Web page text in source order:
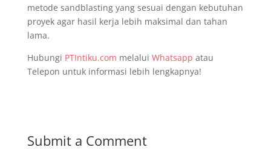
metode sandblasting yang sesuai dengan kebutuhan
proyek agar hasil kerja lebih maksimal dan tahan
lama.
Hubungi PTIntiku.com melalui Whatsapp atau
Telepon untuk informasi lebih lengkapnya!
Submit a Comment